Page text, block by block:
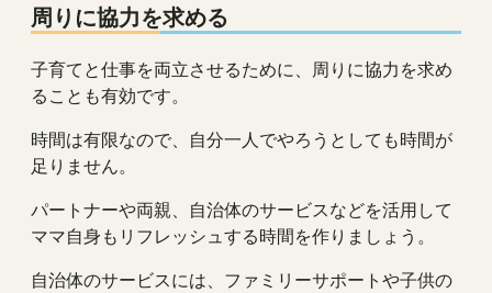
周りに協力を求める
子育てと仕事を両立させるために、周りに協力を求め
ることも有効です。
時間は有限なので、自分一人でやろうとしても時間が
足りません。
パートナーや両親、自治体のサービスなどを活用して
ママ自身もリフレッシュする時間を作りましょう。
自治体のサービスには、ファミリーサポートや子供の